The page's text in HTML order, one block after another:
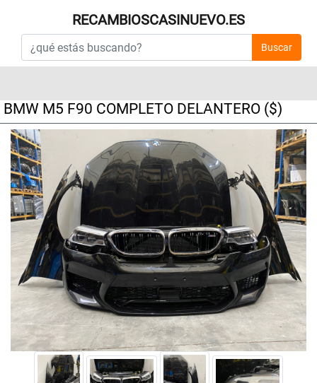
RECAMBIOSCASINUEVO.ES
Buscar
BMW M5 F90 COMPLETO DELANTERO ($)